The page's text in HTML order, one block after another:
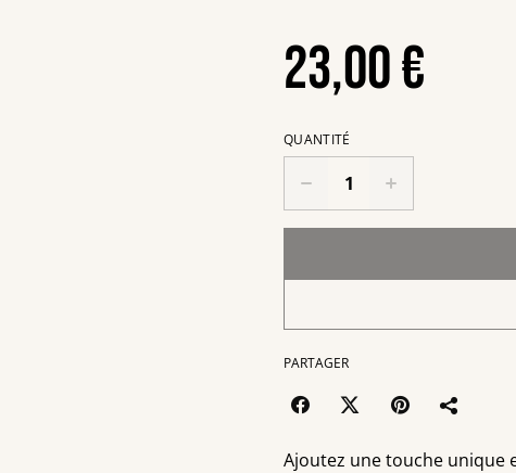
23,00 €
QUANTITÉ
PARTAGER
Ajoutez une touche unique